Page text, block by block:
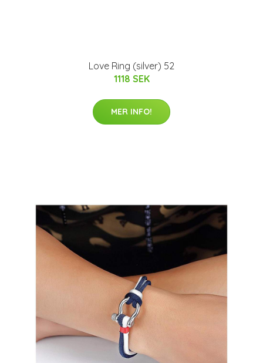
Love Ring (silver) 52
1118 SEK
MER INFO!